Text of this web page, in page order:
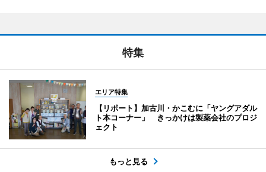
特集
エリア特集
【リポート】加古川・かこむに「ヤングアダル
ト本コーナー」 きっかけは製薬会社のプロジ
ェクト
もっと見る